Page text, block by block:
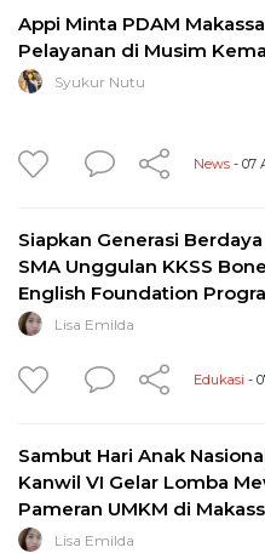
Appi Minta PDAM
Pelayanan di Musim
Syukur Nutu
News - 07
Siapkan Generasi
SMA Unggulan KKSS
English Foundation
Lisa Emilda
Edukasi -
Sambut Hari Anak
Kanwil VI Gelar Lomba
Pameran UMKM di
Lisa Emilda